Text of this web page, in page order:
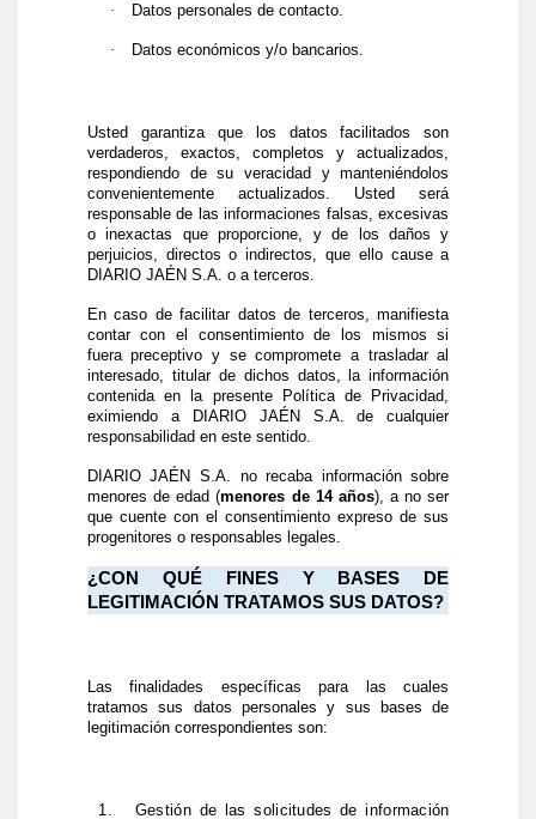
· Datos personales de contacto.
· Datos económicos y/o bancarios.
Usted garantiza que los datos facilitados son
verdaderos, exactos, completos y actualizados,
respondiendo de su veracidad y manteniéndolos
convenientemente actualizados. Usted será
responsable de las informaciones falsas, excesivas
o inexactas que proporcione, y de los daños y
perjuicios, directos o indirectos, que ello cause a
DIARIO JAÉN S.A. o a terceros.
En caso de facilitar datos de terceros, manifiesta
contar con el consentimiento de los mismos si
fuera preceptivo y se compromete a trasladar al
interesado, titular de dichos datos, la información
contenida en la presente Política de Privacidad,
eximiendo a DIARIO JAÉN S.A. de cualquier
responsabilidad en este sentido.
DIARIO JAÉN S.A. no recaba información sobre
menores de edad (menores de 14 años), a no ser
que cuente con el consentimiento expreso de sus
progenitores o responsables legales.
¿CON QUÉ FINES Y BASES DE
LEGITIMACIÓN TRATAMOS SUS DATOS?
Las finalidades específicas para las cuales
tratamos sus datos personales y sus bases de
legitimación correspondientes son:
1. Gestión de las solicitudes de información